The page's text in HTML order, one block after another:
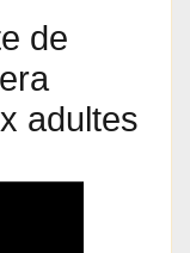
de
adultes